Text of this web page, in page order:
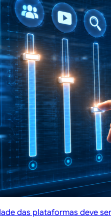
das plataformas deve